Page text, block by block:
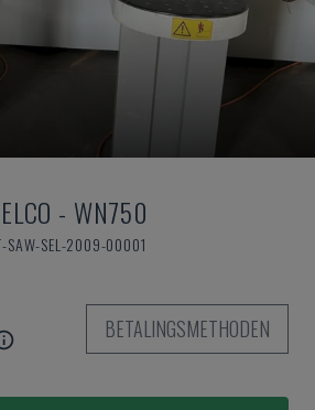
- WN750
SAW-SEL-2009-00001
BETALINGSMETHODEN